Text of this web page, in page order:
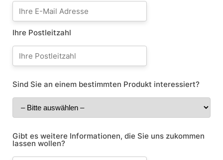
Ihre Postleitzahl
Sind Sie an einem bestimmten Produkt interessiert?
Gibt es weitere Informationen, die Sie uns zukommen
lassen wollen?